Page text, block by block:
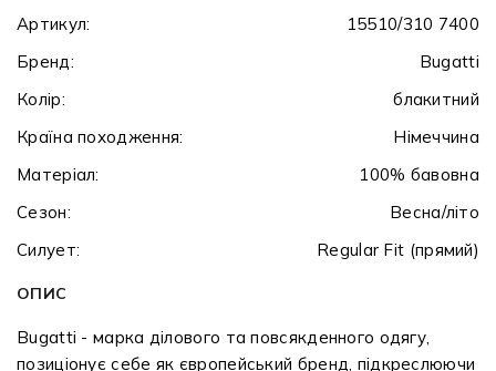
Артикул:
15510/310 7400
Бренд:
Bugatti
Колір:
блакитний
Країна походження:
Німеччина
Матеріал:
100% бавовна
Сезон:
Весна/літо
Силует:
Regular Fit (прямий)
ОПИС
Bugatti - марка ділового та повсякденного одягу,
позиціонує себе як європейський бренд, підкреслюючи